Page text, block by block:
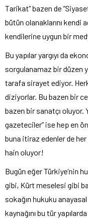
Tarikat” bazen de
bütün olanaklarını kendi
kendilerine uygun bir
Bu yapılar yargıyı da
sorgulanamaz bir düzen
tarafa sirayet ediyor.
diziyorlar. Bu bazen bir
bazen bir sanatçı oluyor.
gazeteciler” ise hep en
buna itiraz edenler de
hain oluyor!
Bugün eğer Türkiye’nin
gibi, Kürt meselesi gibi
sokağın hukuku
kaynağını bu tür